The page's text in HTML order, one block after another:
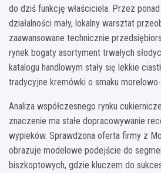
do dziś funkcję właściciela. Przez
działalności mały, lokalny warsztat
zaawansowane technicznie
rynek bogaty asortyment trwałych
katalogu handlowym stały się lekkie
tradycyjne kremówki o smaku
Analiza współczesnego rynku
znaczenie ma stałe dopracowywanie
wypieków. Sprawdzona oferta firmy z
obrazuje modelowe podejście do
biszkoptowych, gdzie kluczem do